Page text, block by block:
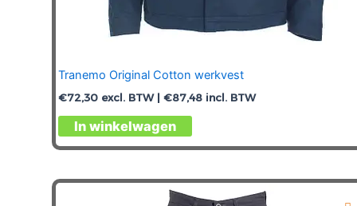
Tranemo Original Cotton werkvest
€72,30 excl. BTW | €87,48 incl. BTW
In winkelwagen
Dit
product
meerdere
variaties.